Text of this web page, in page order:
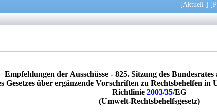
[Aktuell ] [
Empfehlungen der Ausschüsse - 825. Sitzung des Bundesrates
Gesetzes über ergänzende Vorschriften zu Rechtsbehelfen in
Richtlinie2003/35/EG
(Umwelt-Rechtsbehelfsgesetz)